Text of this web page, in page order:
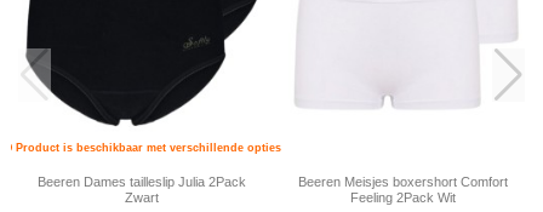
Product is beschikbaar met verschillende opties
Beeren Dames tailleslip Julia 2Pack
Zwart
Beeren Meisjes boxershort Comfort
Feeling 2Pack Wit